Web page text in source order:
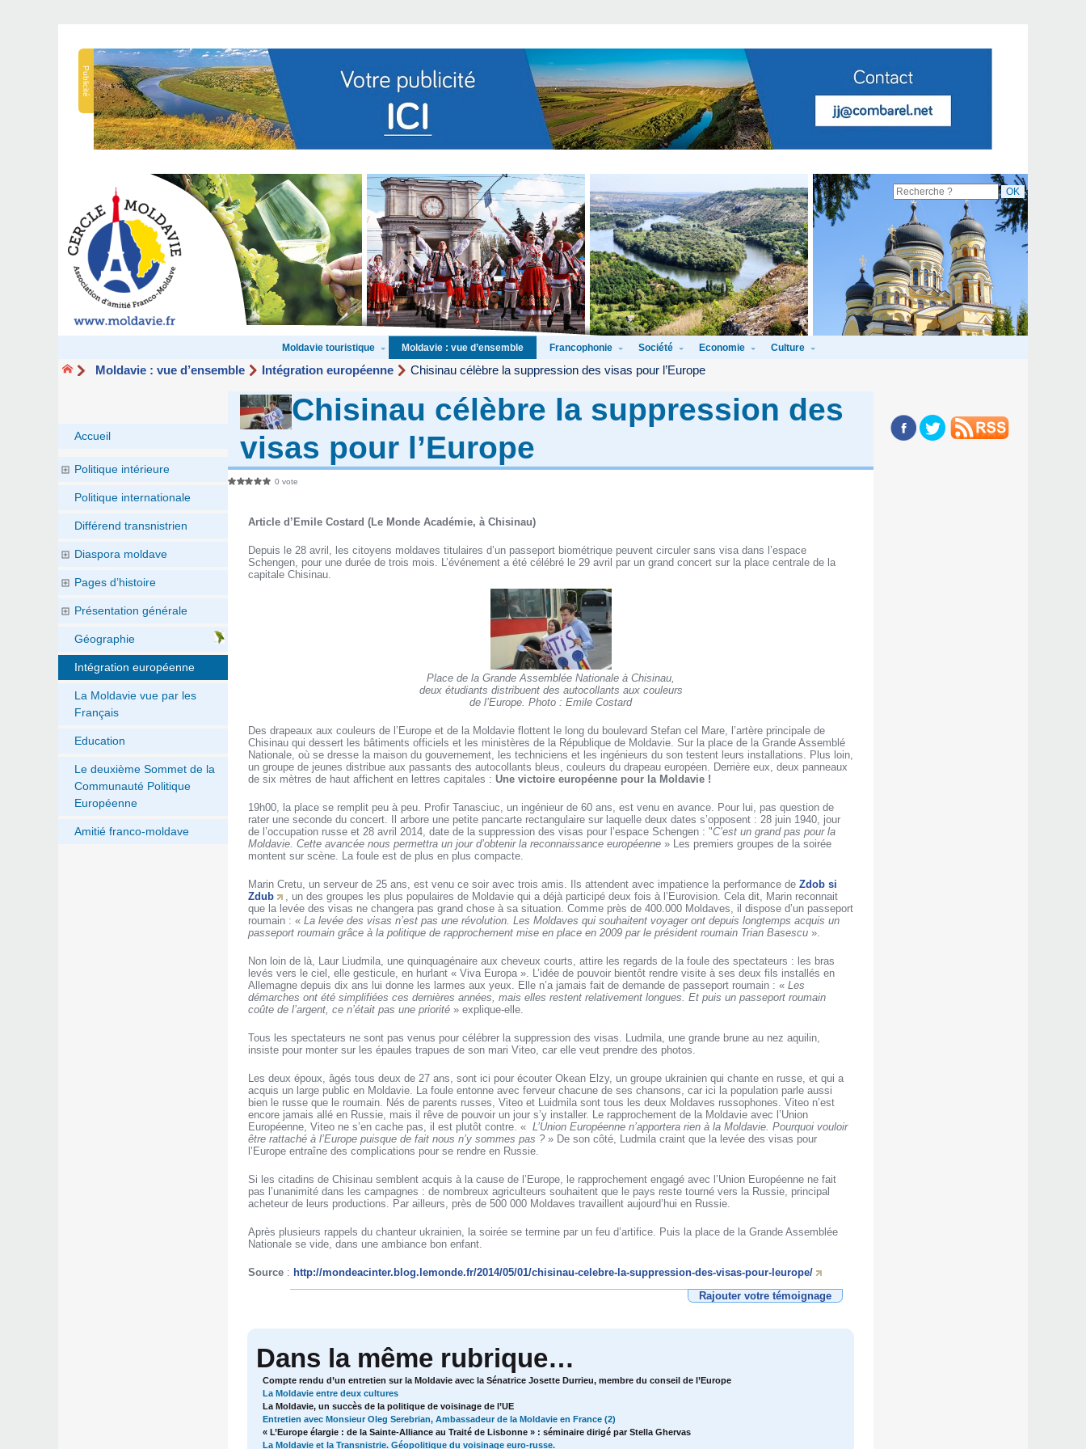
Publicité
Moldavie touristique Moldavie : vue d’ensemble Francophonie Société Economie Culture
Moldavie : vue d’ensemble Intégration européenne Chisinau célèbre la suppression des visas pour l’Europe
Chisinau célèbre la suppression des
visas pour l’Europe
0 vote
Article d’Emile Costard (Le Monde Académie, à Chisinau)
Depuis le 28 avril, les citoyens moldaves titulaires d’un passeport biométrique peuvent circuler sans visa dans l’espace
Schengen, pour une durée de trois mois. L’événement a été célébré le 29 avril par un grand concert sur la place centrale de la
capitale Chisinau.
Place de la Grande Assemblée Nationale à Chisinau,
deux étudiants distribuent des autocollants aux couleurs
de l’Europe. Photo : Emile Costard
Des drapeaux aux couleurs de l’Europe et de la Moldavie flottent le long du boulevard Stefan cel Mare, l’artère principale de
Chisinau qui dessert les bâtiments officiels et les ministères de la République de Moldavie. Sur la place de la Grande Assemblé
Nationale, où se dresse la maison du gouvernement, les techniciens et les ingénieurs du son testent leurs installations. Plus loin,
un groupe de jeunes distribue aux passants des autocollants bleus, couleurs du drapeau européen. Derrière eux, deux panneaux
de six mètres de haut affichent en lettres capitales : Une victoire européenne pour la Moldavie !
19h00, la place se remplit peu à peu. Profir Tanasciuc, un ingénieur de 60 ans, est venu en avance. Pour lui, pas question de
rater une seconde du concert. Il arbore une petite pancarte rectangulaire sur laquelle deux dates s’opposent : 28 juin 1940, jour
de l’occupation russe et 28 avril 2014, date de la suppression des visas pour l’espace Schengen : "C’est un grand pas pour la
Moldavie. Cette avancée nous permettra un jour d’obtenir la reconnaissance européenne» Les premiers groupes de la soirée
montent sur scène. La foule est de plus en plus compacte.
Marin Cretu, un serveur de 25 ans, est venu ce soir avec trois amis. Ils attendent avec impatience la performance de Zdob si
Zdub
, un des groupes les plus populaires de Moldavie qui a déjà participé deux fois à l’Eurovision. Cela dit, Marin reconnait
que la levée des visas ne changera pas grand chose à sa situation. Comme près de 400.000 Moldaves, il dispose d’un passeport
roumain : « La levée des visas n’est pas une révolution. Les Moldaves qui souhaitent voyager ont depuis longtemps acquis un
passeport roumain grâce à la politique de rapprochement mise en place en 2009 par le président roumain Trian Basescu».
Non loin de là, Laur Liudmila, une quinquagénaire aux cheveux courts, attire les regards de la foule des spectateurs : les bras
levés vers le ciel, elle gesticule, en hurlant « Viva Europa ». L’idée de pouvoir bientôt rendre visite à ses deux fils installés en
Allemagne depuis dix ans lui donne les larmes aux yeux. Elle n’a jamais fait de demande de passeport roumain : « Les
démarches ont été simplifiées ces dernières années, mais elles restent relativement longues. Et puis un passeport roumain
coûte de l’argent, ce n’était pas une priorité» explique-elle.
Tous les spectateurs ne sont pas venus pour célébrer la suppression des visas. Ludmila, une grande brune au nez aquilin,
insiste pour monter sur les épaules trapues de son mari Viteo, car elle veut prendre des photos.
Les deux époux, âgés tous deux de 27 ans, sont ici pour écouter Okean Elzy, un groupe ukrainien qui chante en russe, et qui a
acquis un large public en Moldavie. La foule entonne avec ferveur chacune de ses chansons, car ici la population parle aussi
bien le russe que le roumain. Nés de parents russes, Viteo et Luidmila sont tous les deux Moldaves russophones. Viteo n’est
encore jamais allé en Russie, mais il rêve de pouvoir un jour s’y installer. Le rapprochement de la Moldavie avec l’Union
Européenne, Viteo ne s’en cache pas, il est plutôt contre. « L’Union Européenne n’apportera rien à la Moldavie. Pourquoi vouloir
être rattaché à l’Europe puisque de fait nous n’y sommes pas ?» De son côté, Ludmila craint que la levée des visas pour
l’Europe entraîne des complications pour se rendre en Russie.
Si les citadins de Chisinau semblent acquis à la cause de l’Europe, le rapprochement engagé avec l’Union Européenne ne fait
pas l’unanimité dans les campagnes : de nombreux agriculteurs souhaitent que le pays reste tourné vers la Russie, principal
acheteur de leurs productions. Par ailleurs, près de 500 000 Moldaves travaillent aujourd’hui en Russie.
Après plusieurs rappels du chanteur ukrainien, la soirée se termine par un feu d’artifice. Puis la place de la Grande Assemblée
Nationale se vide, dans une ambiance bon enfant.
Source: http://mondeacinter.blog.lemonde.fr/2014/05/01/chisinau-celebre-la-suppression-des-visas-pour-leurope/
Rajouter votre témoignage
Dans la même rubrique…
Compte rendu d’un entretien sur la Moldavie avec la Sénatrice Josette Durrieu, membre du conseil de l’Europe
La Moldavie entre deux cultures
La Moldavie, un succès de la politique de voisinage de l’UE
Entretien avec Monsieur Oleg Serebrian, Ambassadeur de la Moldavie en France (2)
« L’Europe élargie : de la Sainte-Alliance au Traité de Lisbonne » : séminaire dirigé par Stella Ghervas
La Moldavie et la Transnistrie. Géopolitique du voisinage euro-russe.
Accueil
Politique intérieure
Politique internationale
Différend transnistrien
Diaspora moldave
Pages d’histoire
Présentation générale
Géographie
Intégration européenne
La Moldavie vue par les
Français
Education
Le deuxième Sommet de la
Communauté Politique
Européenne
Amitié franco-moldave